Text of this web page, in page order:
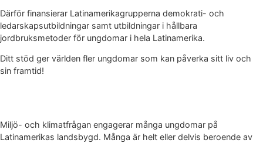
Därför finansierar Latinamerikagrupperna demokrati- och
ledarskapsutbildningar samt utbildningar i hållbara
jordbruksmetoder för ungdomar i hela Latinamerika.
Ditt stöd ger världen fler ungdomar som kan påverka sitt liv och
sin framtid!
Miljö- och klimatfrågan engagerar många ungdomar på
Latinamerikas landsbygd. Många är helt eller delvis beroende av